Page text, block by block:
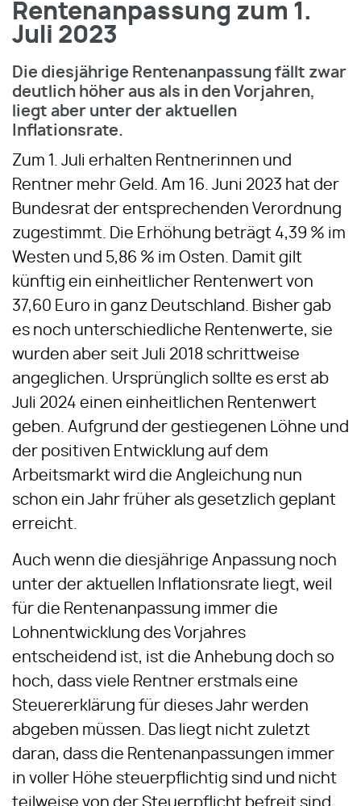
Rentenanpassung zum 1.
Juli 2023
Die diesjährige Rentenanpassung fällt zwar
deutlich höher aus als in den Vorjahren,
liegt aber unter der aktuellen
Inflationsrate.
Zum 1. Juli erhalten Rentnerinnen und
Rentner mehr Geld. Am 16. Juni 2023 hat der
Bundesrat der entsprechenden Verordnung
zugestimmt. Die Erhöhung beträgt 4,39 % im
Westen und 5,86 % im Osten. Damit gilt
künftig ein einheitlicher Rentenwert von
37,60 Euro in ganz Deutschland. Bisher gab
es noch unterschiedliche Rentenwerte, sie
wurden aber seit Juli 2018 schrittweise
angeglichen. Ursprünglich sollte es erst ab
Juli 2024 einen einheitlichen Rentenwert
geben. Aufgrund der gestiegenen Löhne und
der positiven Entwicklung auf dem
Arbeitsmarkt wird die Angleichung nun
schon ein Jahr früher als gesetzlich geplant
erreicht.
Auch wenn die diesjährige Anpassung noch
unter der aktuellen Inflationsrate liegt, weil
für die Rentenanpassung immer die
Lohnentwicklung des Vorjahres
entscheidend ist, ist die Anhebung doch so
hoch, dass viele Rentner erstmals eine
Steuererklärung für dieses Jahr werden
abgeben müssen. Das liegt nicht zuletzt
daran, dass die Rentenanpassungen immer
in voller Höhe steuerpflichtig sind und nicht